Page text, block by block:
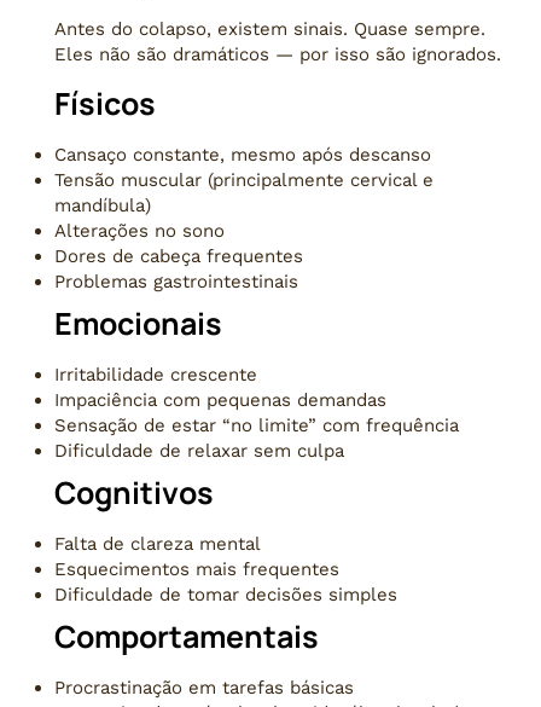
Antes do colapso, existem sinais. Quase sempre.
Eles não são dramáticos — por isso são ignorados.
Físicos
Cansaço constante, mesmo após descanso
Tensão muscular (principalmente cervical e
mandíbula)
Alterações no sono
Dores de cabeça frequentes
Problemas gastrointestinais
Emocionais
Irritabilidade crescente
Impaciência com pequenas demandas
Sensação de estar “no limite” com frequência
Dificuldade de relaxar sem culpa
Cognitivos
Falta de clareza mental
Esquecimentos mais frequentes
Dificuldade de tomar decisões simples
Comportamentais
Procrastinação em tarefas básicas